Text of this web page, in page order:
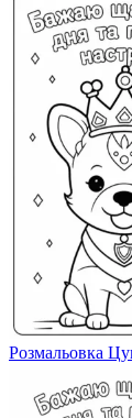
Розмальовка